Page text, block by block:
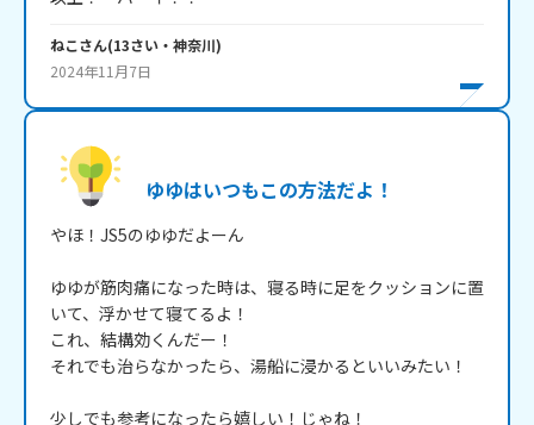
ねこさん(13さい・ 神奈川)
2024年11月7日
ゆゆはいつもこの方法だよ！
やほ！JS5のゆゆだよーん
ゆゆが筋肉痛になった時は、寝る時に足をクッションに置
いて、浮かせて寝てるよ！
これ、結構効くんだー！
それでも治らなかったら、湯船に浸かるといいみたい！
少しでも参考になったら嬉しい！じゃね！